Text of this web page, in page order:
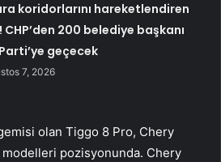
koridorlarını hareketlendiren
CHP’den 200 belediye başkanı
Parti’ye geçecek
7, 2026
olan Tiggo 8 Pro, Chery
modelleri pozisyonunda. Chery